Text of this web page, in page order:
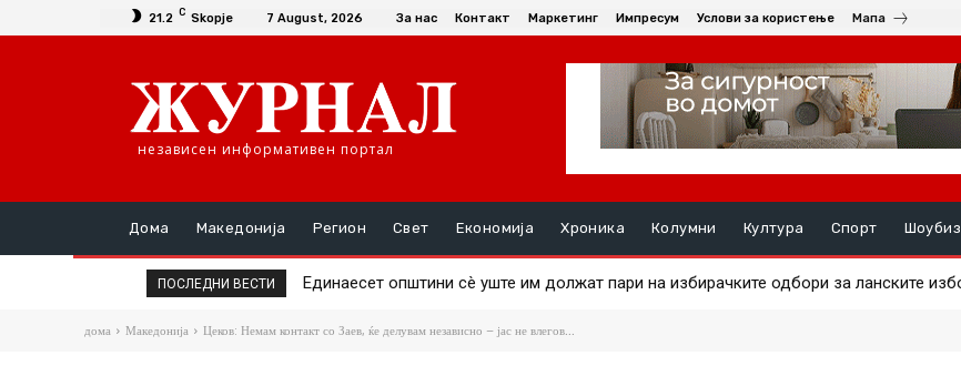
21.2 C Skopje 7 August, 2026 За нас Контакт Маркетинг Импресум Услови за користење Мапа
независен информативен портал
Дома Македонија Регион Свет Економија Хроника Колумни Култура Спорт Шоубиз
ПОСЛЕДНИ ВЕСТИ Повторно скок на цената на златото
дома Македонија Цеков: Немам контакт со Заев, ќе делувам независно – јас не влегов...